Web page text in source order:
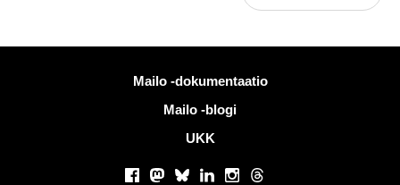
Mailo -dokumentaatio
Mailo -blogi
UKK
Facebook
Mastodon
BlueskyLinkedInInstagram
Threads